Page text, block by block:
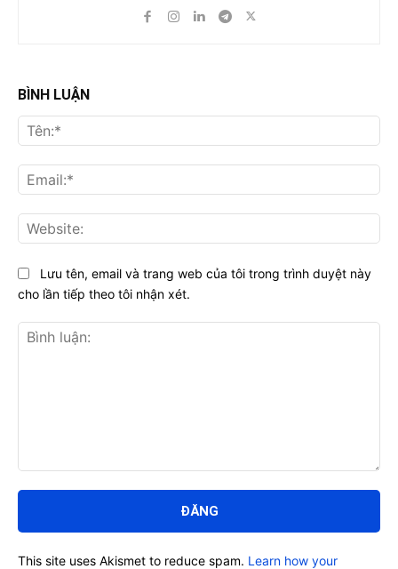
BÌNH LUẬN
luận:
Lưu tên, email và trang web của tôi trong trình duyệt này
cho lần tiếp theo tôi nhận xét.
This site uses Akismet to reduce spam. Learn how your